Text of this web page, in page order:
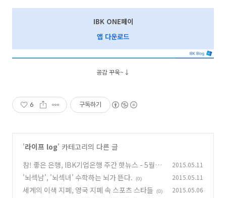
IBK ONE페이
앱 다운로드
공감 꾸욱~↓
6 구독하기
'라이프 log' 카테고리의 다른 글
참! 좋은 은행, IBK기업은행 주간 핫뉴스 - 5월 1
주 (0)
2015.05.11
'뇌섹남', '뇌섹녀' 수학하는 뇌가 뜬다. (0) 2015.05.11
세계의 이색 지폐, 영국 지폐 속 스포츠 스타들 (0) 2015.05.06